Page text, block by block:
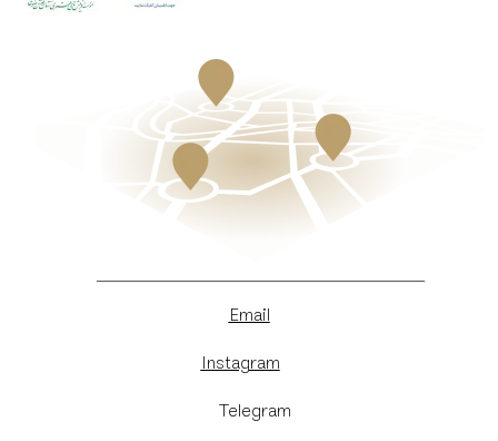
Email
Instagram
​Telegram